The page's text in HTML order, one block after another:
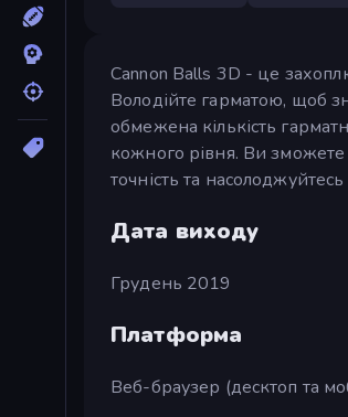
Cannon Balls 3D - це
Володійте гарматою, щоб
обмежена кількість
кожного рівня. Ви
точність та
Дата виходу
Грудень 2019
Платформа
Веб-браузер (десктоп та